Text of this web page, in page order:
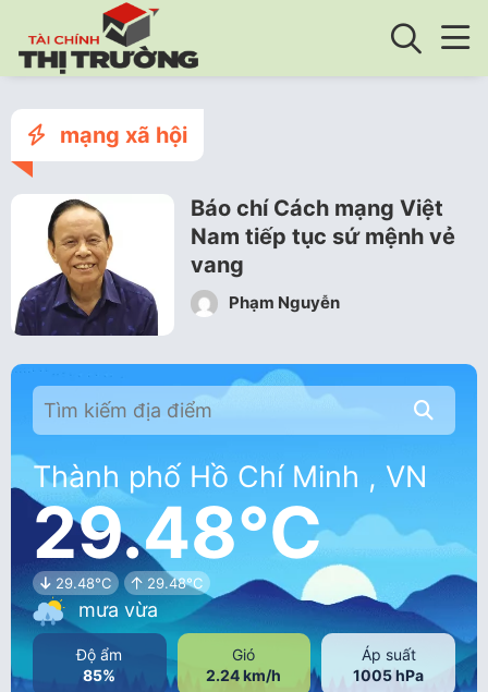
mạng xã hội
Báo chí Cách mạng Việt
Nam tiếp tục sứ mệnh vẻ
vang
Phạm Nguyễn
Thành phố Hồ Chí Minh , VN
29.48°C
29.48°C 29.48°C
mưa vừa
Độ ẩm
85%
Gió
2.24 km/h
Áp suất
1005 hPa